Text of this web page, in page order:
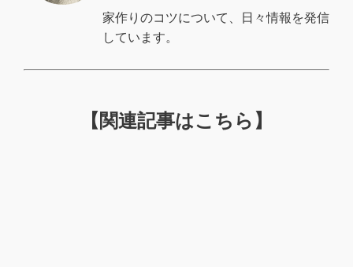
家作りのコツについて、日々情報を発信
しています。
【関連記事はこちら】